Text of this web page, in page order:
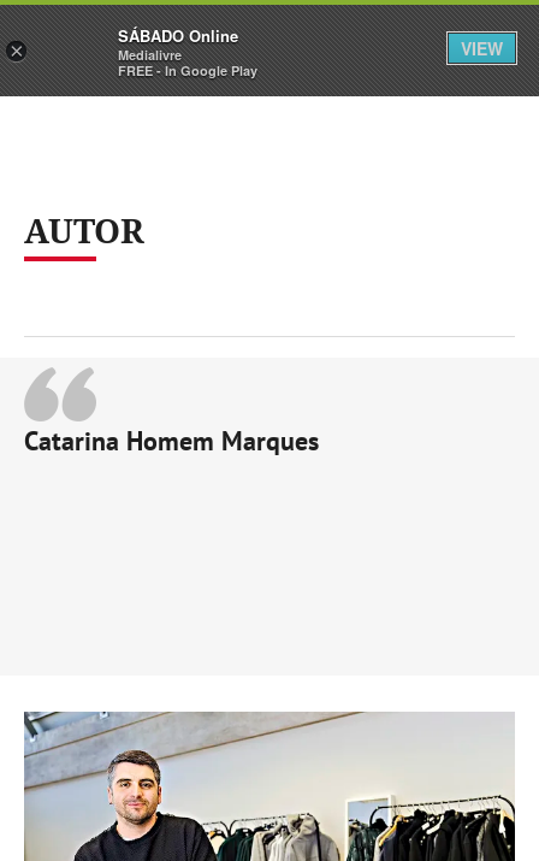
Sábado Assine Iniciar Sessão
AUTOR
Catarina Homem Marques
×
SÁBADO Online
Medialivre
FREE - In Google Play
VIEW